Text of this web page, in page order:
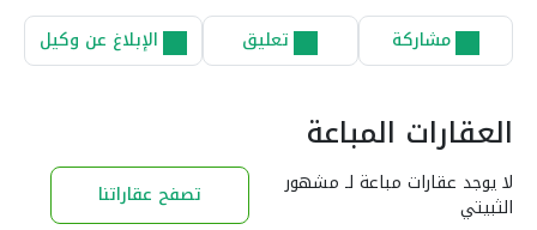
مشاركة تعليق الإبلاغ عن وكيل
العقارات المباعة
لا يوجد عقارات مباعة لـ مشهور
الثبيتي تصفح عقاراتنا